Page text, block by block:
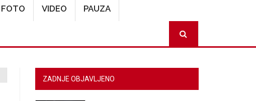
FOTO VIDEO PAUZA
ZADNJE OBJAVLJENO